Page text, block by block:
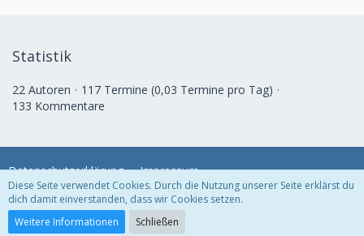
Statistik
22 Autoren
117 Termine (0,03 Termine pro Tag)
133 Kommentare
Datenschutzerklärung Impressum
Community-Software:
Diese Seite verwendet Cookies. Durch die Nutzung unserer Seite erklärst du
dich damit einverstanden, dass wir Cookies setzen.
Weitere Informationen
Schließen